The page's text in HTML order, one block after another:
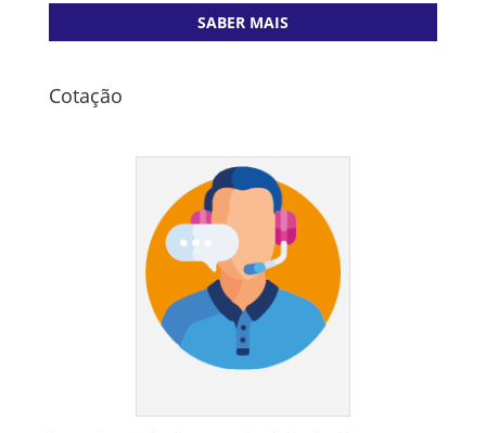
SABER MAIS
Cotação